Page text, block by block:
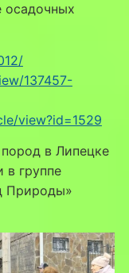
осадочных
137457-
view?id=1529
в Липецке
в группе
Природы»